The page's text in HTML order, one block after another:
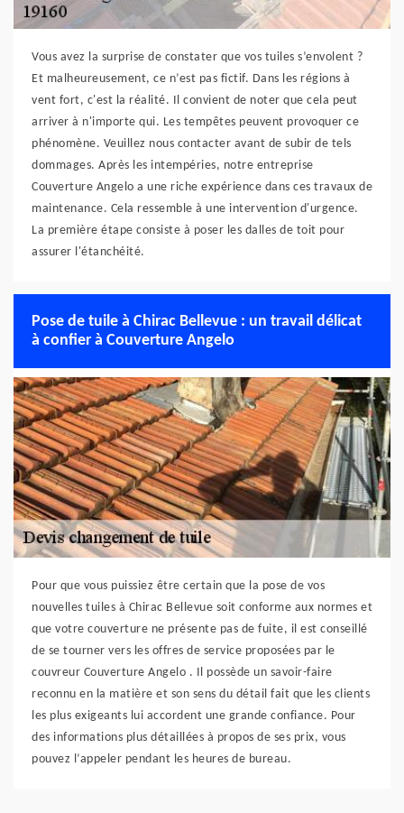
Vous avez la surprise de constater que vos tuiles s’envolent ?
Et malheureusement, ce n’est pas fictif. Dans les régions à
vent fort, c'est la réalité. Il convient de noter que cela peut
arriver à n'importe qui. Les tempêtes peuvent provoquer ce
phénomène. Veuillez nous contacter avant de subir de tels
dommages. Après les intempéries, notre entreprise
Couverture Angelo a une riche expérience dans ces travaux de
maintenance. Cela ressemble à une intervention d'urgence.
La première étape consiste à poser les dalles de toit pour
assurer l'étanchéité.
Pose de tuile à Chirac Bellevue : un travail délicat
à confier à Couverture Angelo
Pour que vous puissiez être certain que la pose de vos
nouvelles tuiles à Chirac Bellevue soit conforme aux normes et
que votre couverture ne présente pas de fuite, il est conseillé
de se tourner vers les offres de service proposées par le
couvreur Couverture Angelo . Il possède un savoir-faire
reconnu en la matière et son sens du détail fait que les clients
les plus exigeants lui accordent une grande confiance. Pour
des informations plus détaillées à propos de ses prix, vous
pouvez l’appeler pendant les heures de bureau.